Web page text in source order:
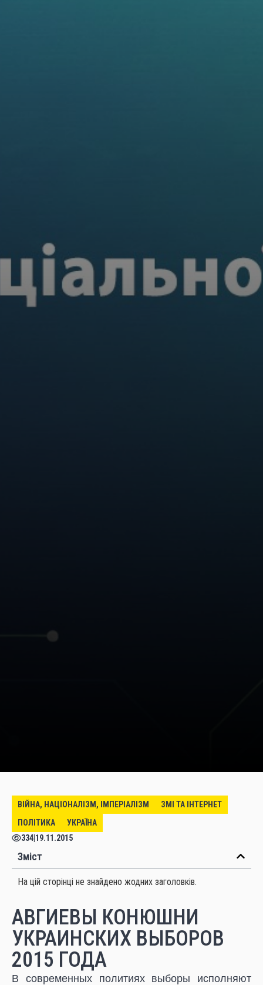
ВІЙНА, НАЦІОНАЛІЗМ, ІМПЕРІАЛІЗМ
ЗМІ ТА ІНТЕРНЕТ
ПОЛІТИКА
УКРАЇНА
334 19.11.2015
Зміст
На цій сторінці не знайдено жодних заголовків.
АВГИЕВЫ КОНЮШНИ
УКРАИНСКИХ ВЫБОРОВ
2015 ГОДА
В современных политиях выборы исполняют